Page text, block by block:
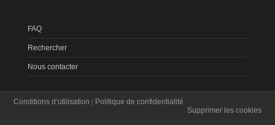
FAQ
Rechercher
Nous contacter
Conditions d’utilisation | Politique de confidentialité
Supprimer les cookies